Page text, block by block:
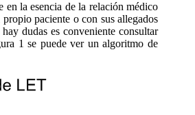
en la esencia de la relación médico
paciente o con sus allegados
dudas es conveniente consultar
1 se puede ver un algoritmo de